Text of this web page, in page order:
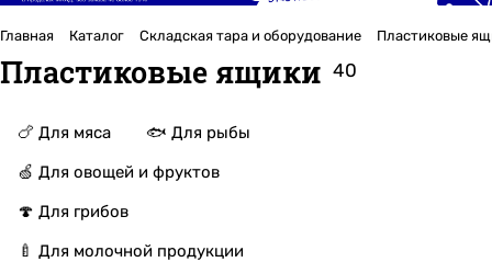
Главная Каталог Складская тара и оборудование Пластиковые
Пластиковые ящики 40
🍗 Для мяса
🐟 Для рыбы
🍏 Для овощей и фруктов
🍄 Для грибов
🍼 Для молочной продукции